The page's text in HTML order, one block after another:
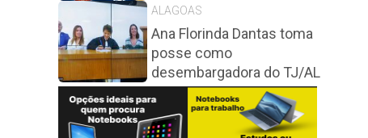
ALAGOAS
Ana Florinda Dantas toma
posse como
desembargadora do TJ/AL